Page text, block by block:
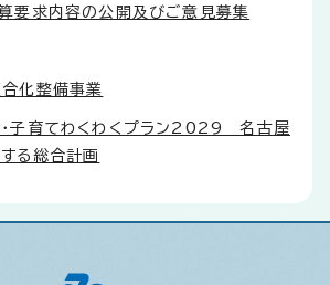
要求内容の公開及びご意見募集
化整備事業
・子育てわくわくプラン2029 名古屋
る総合計画